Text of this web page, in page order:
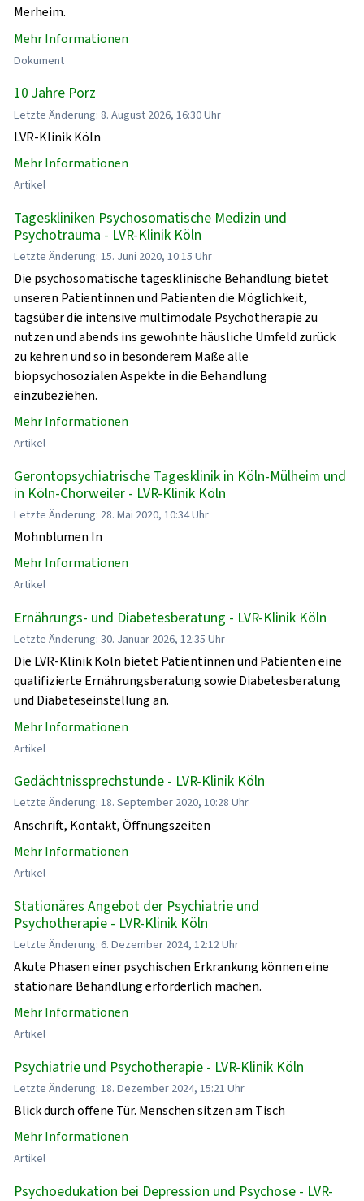
Merheim.
Mehr Informationen
Dokument
10 Jahre Porz
Letzte Änderung: 8. August 2026, 16:30 Uhr
LVR-Klinik Köln
Mehr Informationen
Artikel
Tageskliniken Psychosomatische Medizin und
Psychotrauma - LVR-Klinik Köln
Letzte Änderung: 15. Juni 2020, 10:15 Uhr
Die psychosomatische tagesklinische Behandlung bietet
unseren Patientinnen und Patienten die Möglichkeit,
tagsüber die intensive multimodale Psychotherapie zu
nutzen und abends ins gewohnte häusliche Umfeld zurück
zu kehren und so in besonderem Maße alle
biopsychosozialen Aspekte in die Behandlung
einzubeziehen.
Mehr Informationen
Artikel
Gerontopsychiatrische Tagesklinik in Köln-Mülheim und
in Köln-Chorweiler - LVR-Klinik Köln
Letzte Änderung: 28. Mai 2020, 10:34 Uhr
Mohnblumen In
Mehr Informationen
Artikel
Ernährungs- und Diabetesberatung - LVR-Klinik Köln
Letzte Änderung: 30. Januar 2026, 12:35 Uhr
Die LVR-Klinik Köln bietet Patientinnen und Patienten eine
qualifizierte Ernährungsberatung sowie Diabetesberatung
und Diabeteseinstellung an.
Mehr Informationen
Artikel
Gedächtnissprechstunde - LVR-Klinik Köln
Letzte Änderung: 18. September 2020, 10:28 Uhr
Anschrift, Kontakt, Öffnungszeiten
Mehr Informationen
Artikel
Stationäres Angebot der Psychiatrie und
Psychotherapie - LVR-Klinik Köln
Letzte Änderung: 6. Dezember 2024, 12:12 Uhr
Akute Phasen einer psychischen Erkrankung können eine
stationäre Behandlung erforderlich machen.
Mehr Informationen
Artikel
Psychiatrie und Psychotherapie - LVR-Klinik Köln
Letzte Änderung: 18. Dezember 2024, 15:21 Uhr
Blick durch offene Tür. Menschen sitzen am Tisch
Mehr Informationen
Artikel
Psychoedukation bei Depression und Psychose - LVR-